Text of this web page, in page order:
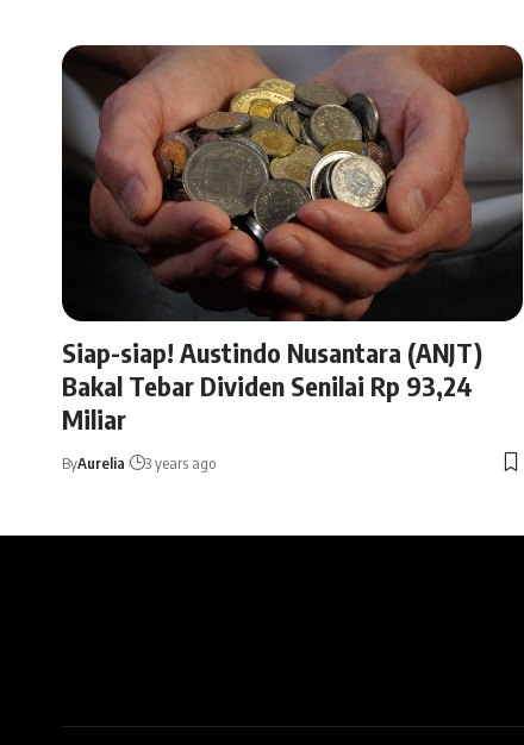
Siap-siap! Austindo Nusantara (ANJT)
Bakal Tebar Dividen Senilai Rp 93,24
Miliar
ByAurelia 3 years ago